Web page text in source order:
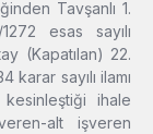
Tavşanlı 1.
esas sayılı
(Kapatılan) 22.
sayılı ilamı
ihale
alt işveren